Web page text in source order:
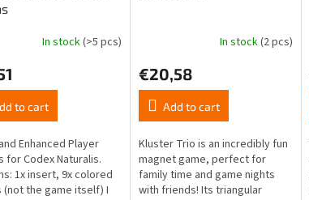
In stock(>5 pcs)
to cart
Enhanced Player
for Codex Naturalis.
1x insert, 9x colored
(not the game itself) I
In stock(2 pcs)
€20,58
Add to cart
Kluster Trio is an incredibly fun
magnet game, perfect for
family time and game nights
with friends! Its triangular